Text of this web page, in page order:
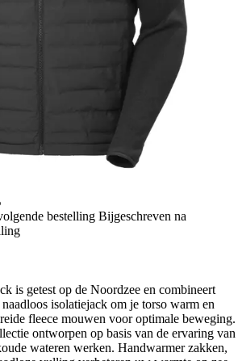
bestelling Bijgeschreven na
is getest op de Noordzee en combineert
isolatiejack om je torso warm en
fleece mouwen voor optimale beweging.
ontworpen op basis van de ervaring van
wateren werken. Handwarmer zakken,